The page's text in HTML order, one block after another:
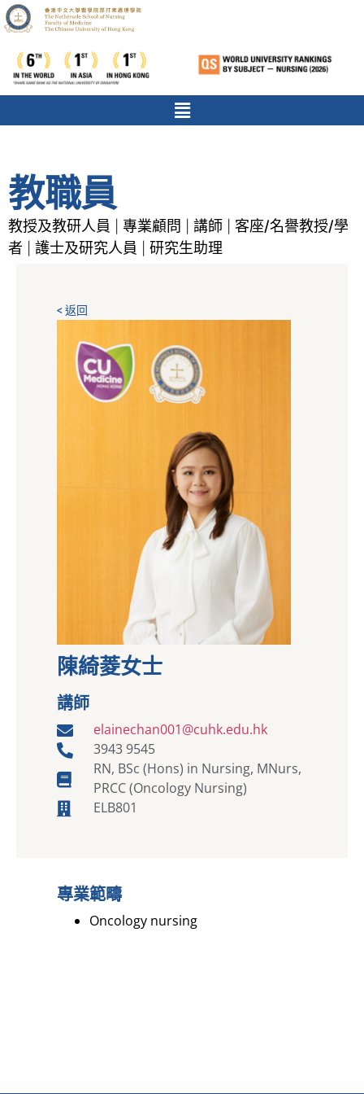
教職員
教授及教研人員 專業顧問 講師
客座/名譽教授/學
者
護士及研究人員 研究生助理
< 返回
陳綺菱女士
講師
elainechan001@cuhk.edu.hk
3943 9545
RN, BSc (Hons) in Nursing, MNurs,
PRCC (Oncology Nursing)
ELB801
專業範疇
Oncology nursing